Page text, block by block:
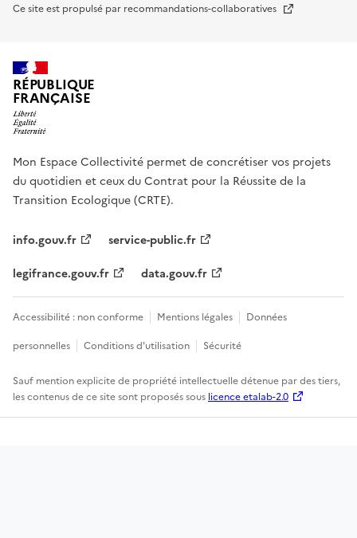
Ce site est propulsé par recommandations-collaboratives Nouvelle fenêtre
RÉPUBLIQUE
FRANÇAISE
Mon Espace Collectivité permet de concrétiser vos projets
du quotidien et ceux du Contrat pour la Réussite de la
Transition Ecologique (CRTE).
info.gouv.fr
service-public.fr
legifrance.gouv.fr
data.gouv.fr
Accessibilité : non conforme Mentions légales
Données
personnelles
Conditions d'utilisation Sécurité
Sauf mention explicite de propriété intellectuelle détenue par des tiers,
les contenus de ce site sont proposés sous licence etalab-2.0